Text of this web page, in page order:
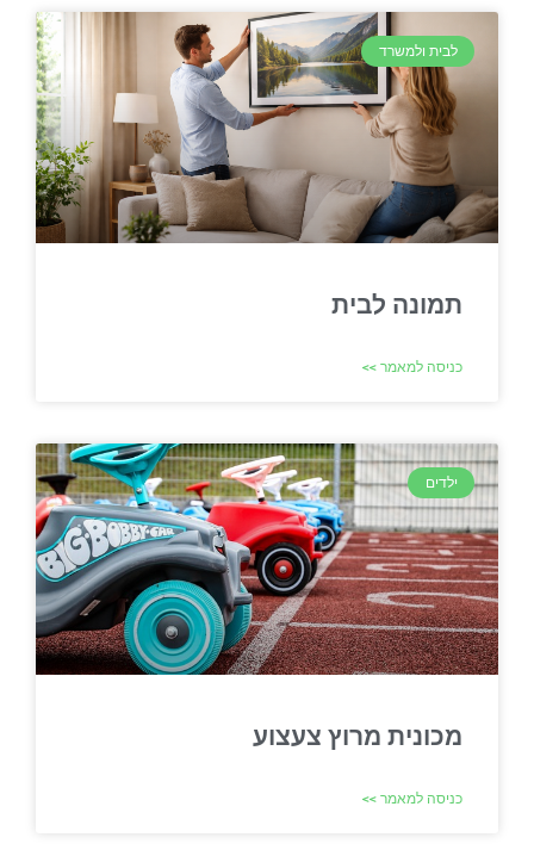
לבית ולמשרד
תמונה לבית
כניסה למאמר >>
ילדים
מכונית מרוץ צעצוע
כניסה למאמר >>